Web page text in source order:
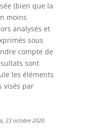
(bien que la
moins
analysés et
sous
compte de
sont
les éléments
visés par
23 octobre 2020.